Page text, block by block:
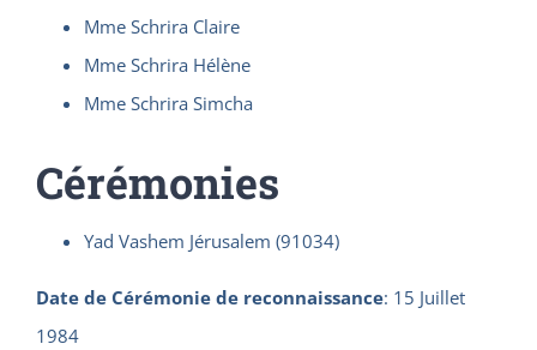
Mme Schrira Claire
Mme Schrira Hélène
Mme Schrira Simcha
Cérémonies
Yad Vashem Jérusalem (91034)
Date de Cérémonie de reconnaissance: 15 Juillet
1984